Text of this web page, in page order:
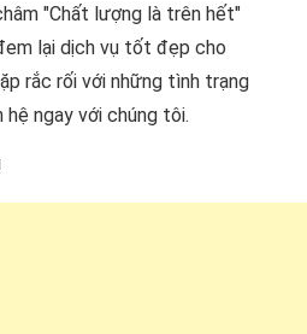
"Chất lượng là trên hết"
lại dịch vụ tốt đẹp cho
rắc rối với những tình trạng
hệ ngay với chúng tôi.